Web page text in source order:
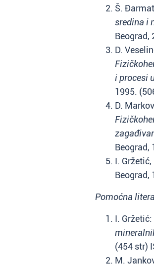
Š.
sredina i
Beograd,
D.
i procesi
1995.
D.
Beograd,
I.
Beograd,
Pomoćna
I. Gržetić:
(454 str)
M.